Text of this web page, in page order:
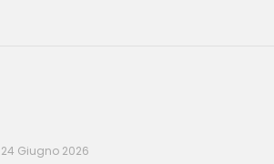
24 Giugno 2026